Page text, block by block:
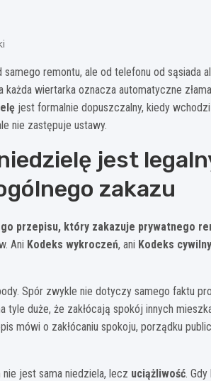
remontu, ale od telefonu od sąsiada
każda wiertarka oznacza automatyczne
jest formalnie dopuszczalny, kiedy
nie zastępuje ustawy.
jest
zakazu
przepisu, który zakazuje prywatnego
Ani Kodeks wykroczeń, ani Kodeks cywilny
Spór zwykle nie dotyczy samego faktu
tyle duże, że zakłócają spokój innych
mówi o zakłócaniu spokoju, porządku
jest sama niedziela, lecz uciążliwość.